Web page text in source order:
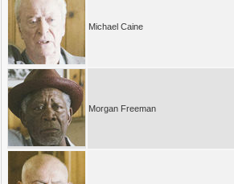
Michael Caine
Morgan Freeman